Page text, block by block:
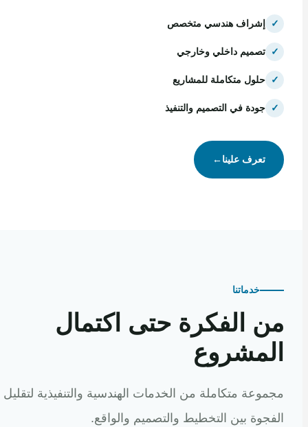
إشراف هندسي متخصص
تصميم داخلي وخارجي
حلول متكاملة للمشاريع
جودة في التصميم والتنفيذ
تعرف علينا←
خدماتنا
الفكرة حتى اكتمال
متكاملة من الخدمات الهندسية والتنفيذية لتقليل
بين التخطيط والتصميم والواقع.